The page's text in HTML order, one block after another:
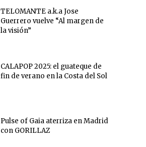
TELOMANTE a.k.a Jose
Guerrero vuelve “Al margen de
la visión”
CALAPOP 2025: el guateque de
fin de verano en la Costa del Sol
Pulse of Gaia aterriza en Madrid
con GORILLAZ